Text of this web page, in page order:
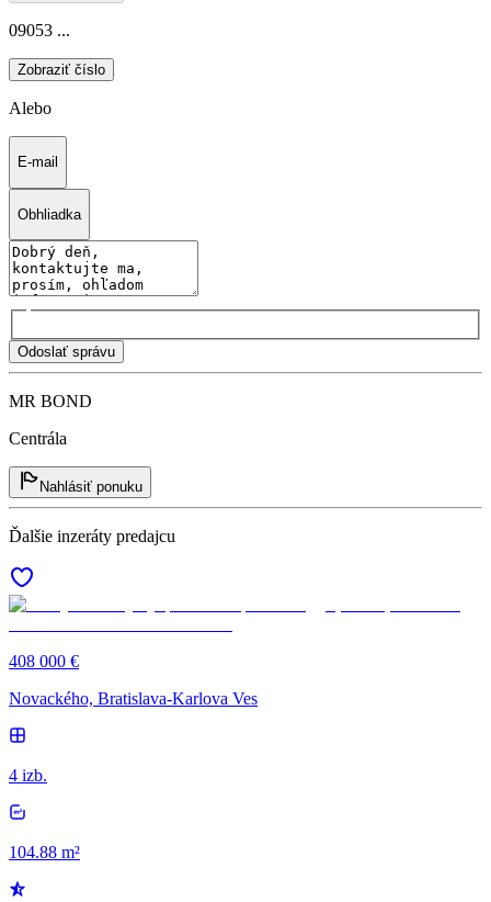
09053 ...
Zobraziť číslo
Alebo
E-mail
Obhliadka
Odoslať správu
MR BOND
Centrála
Nahlásiť ponuku
Ďalšie inzeráty predajcu
408 000 €
Novackého, Bratislava-Karlova Ves
4 izb.
104.88 m²